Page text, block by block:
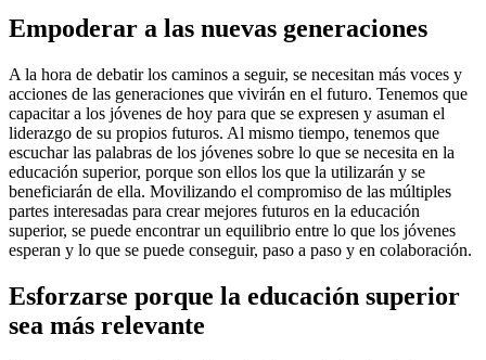
Empoderar a las nuevas generaciones
A la hora de debatir los caminos a seguir, se necesitan más voces y
acciones de las generaciones que vivirán en el futuro. Tenemos que
capacitar a los jóvenes de hoy para que se expresen y asuman el
liderazgo de su propios futuros. Al mismo tiempo, tenemos que
escuchar las palabras de los jóvenes sobre lo que se necesita en la
educación superior, porque son ellos los que la utilizarán y se
beneficiarán de ella. Movilizando el compromiso de las múltiples
partes interesadas para crear mejores futuros en la educación
superior, se puede encontrar un equilibrio entre lo que los jóvenes
esperan y lo que se puede conseguir, paso a paso y en colaboración.
Esforzarse porque la educación superior
sea más relevante